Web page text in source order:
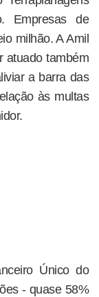
Empresas de
milhão. A Amil
atuado também
a barra das
às multas
Único do
- quase 58%